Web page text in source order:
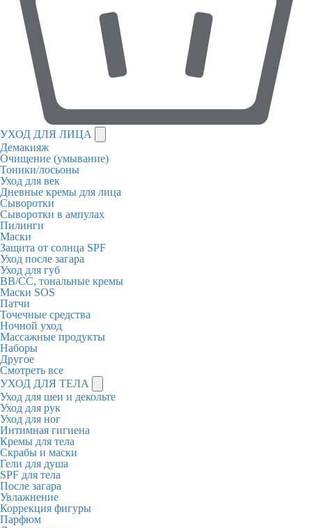
УХОД ДЛЯ ЛИЦА
Демакияж
Очищение (умывание)
Тоники/лосьоны
Уход для век
Дневные кремы для лица
Сыворотки
Сыворотки в ампулах
Пилинги
Маски
Защита от солнца SPF
Уход после загара
Уход для губ
BB/CC, тональные кремы
Маски SOS
Патчи
Точечные средства
Ночной уход
Массажные продукты
Наборы
Другое
Смотреть все
УХОД ДЛЯ ТЕЛА
Уход для шеи и декольте
Уход для рук
Уход для ног
Интимная гигиена
Кремы для тела
Скрабы и маски
Гели для душа
SPF для тела
После загара
Увлажнение
Коррекция фигуры
Парфюм